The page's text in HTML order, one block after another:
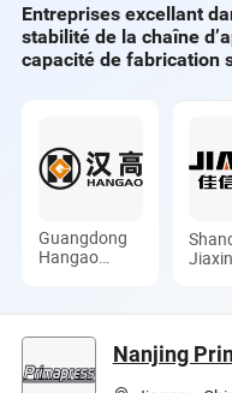
Entreprises excellant
stabilité de la chaîne
capacité de fabrication
Guangdong
Hangao
Jiaxin
Co.,
Nanjing